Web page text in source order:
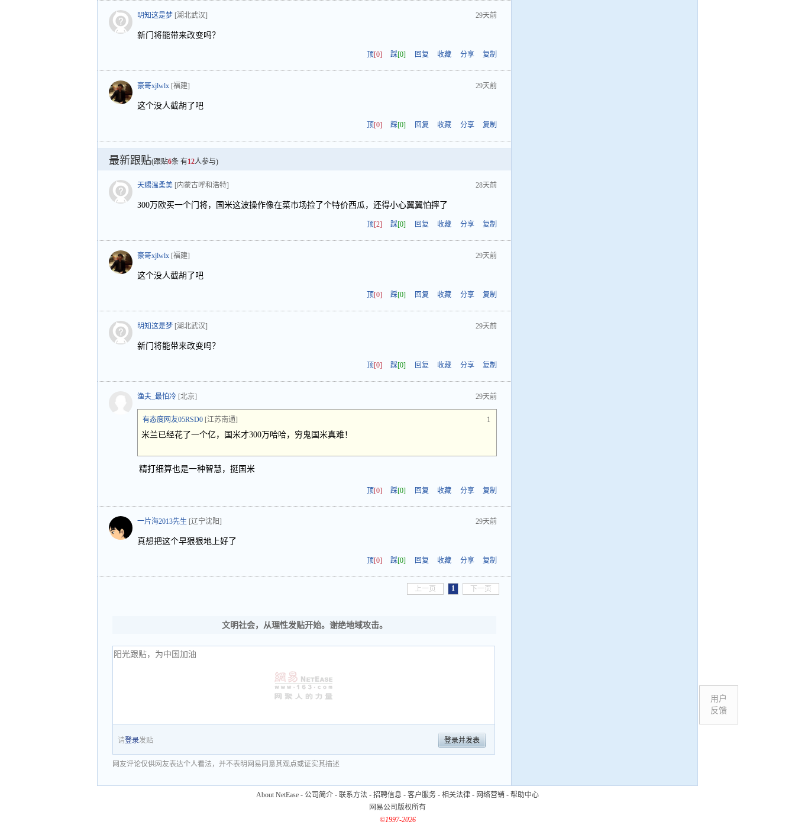
明知这是梦 [湖北武汉] 29天前
新门将能带来改变吗？
顶[0] 踩[0] 回复 收藏 分享 复制
豪哥xjlwlx [福建] 29天前
这个没人截胡了吧
顶[0] 踩[0] 回复 收藏 分享 复制
最新跟贴(跟贴6条 有12人参与)
天赐温柔美 [内蒙古呼和浩特] 28天前
300万欧买一个门将，国米这波操作像在菜市场捡了个特价西瓜，还得小心翼翼怕摔了
顶[2] 踩[0] 回复 收藏 分享 复制
豪哥xjlwlx [福建] 29天前
这个没人截胡了吧
顶[0] 踩[0] 回复 收藏 分享 复制
明知这是梦 [湖北武汉] 29天前
新门将能带来改变吗？
顶[0] 踩[0] 回复 收藏 分享 复制
渔夫_最怕冷 [北京] 29天前
有态度网友05RSD0 [江苏南通] 1
米兰已经花了一个亿，国米才300万哈哈，穷鬼国米真难！
精打细算也是一种智慧，挺国米
顶[0] 踩[0] 回复 收藏 分享 复制
一片海2013先生 [辽宁沈阳] 29天前
真想把这个早狠狠地上好了
顶[0] 踩[0] 回复 收藏 分享 复制
上一页 1 下一页
文明社会，从理性发贴开始。谢绝地域攻击。
请登录发贴 登录并发表
网友评论仅供网友表达个人看法，并不表明网易同意其观点或证实其描述
用户
反馈
About NetEase - 公司简介 - 联系方法 - 招聘信息 - 客户服务 - 相关法律 - 网络营销 - 帮助中心
网易公司版权所有
©1997-2026